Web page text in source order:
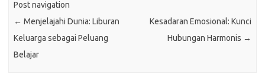
Post navigation
← Menjelajahi Dunia: Liburan
Keluarga sebagai Peluang
Belajar
Kesadaran Emosional: Kunci
Hubungan Harmonis →